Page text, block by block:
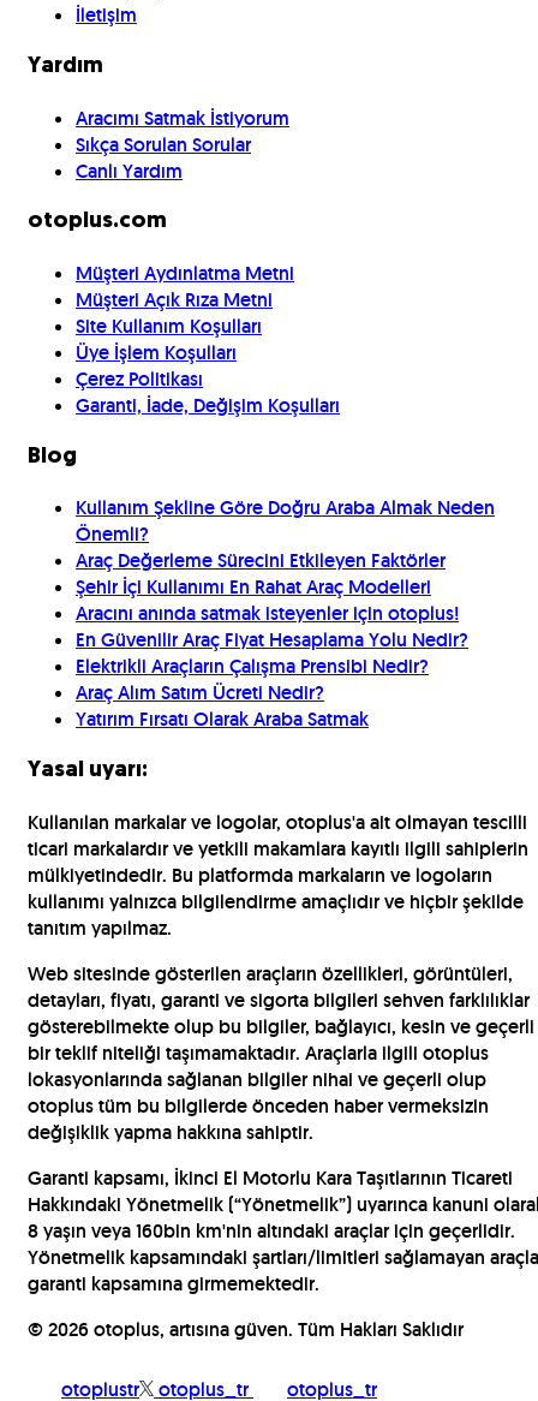
İletişim
Yardım
Aracımı Satmak İstiyorum
Sıkça Sorulan Sorular
Canlı Yardım
otoplus.com
Müşteri Aydınlatma Metni
Müşteri Açık Rıza Metni
Site Kullanım Koşulları
Üye İşlem Koşulları
Çerez Politikası
Garanti, İade, Değişim Koşulları
Blog
Kullanım Şekline Göre Doğru Araba Almak Neden
Önemli?
Araç Değerleme Sürecini Etkileyen Faktörler
Şehir İçi Kullanımı En Rahat Araç Modelleri
Aracını anında satmak isteyenler için otoplus!
En Güvenilir Araç Fiyat Hesaplama Yolu Nedir?
Elektrikli Araçların Çalışma Prensibi Nedir?
Araç Alım Satım Ücreti Nedir?
Yatırım Fırsatı Olarak Araba Satmak
Yasal uyarı:
Kullanılan markalar ve logolar, otoplus'a ait olmayan tescilli
ticari markalardır ve yetkili makamlara kayıtlı ilgili sahiplerin
mülkiyetindedir. Bu platformda markaların ve logoların
kullanımı yalnızca bilgilendirme amaçlıdır ve hiçbir şekilde
tanıtım yapılmaz.
Web sitesinde gösterilen araçların özellikleri, görüntüleri,
detayları, fiyatı, garanti ve sigorta bilgileri sehven farklılıklar
gösterebilmekte olup bu bilgiler, bağlayıcı, kesin ve geçerli
bir teklif niteliği taşımamaktadır. Araçlarla ilgili otoplus
lokasyonlarında sağlanan bilgiler nihai ve geçerli olup
otoplus tüm bu bilgilerde önceden haber vermeksizin
değişiklik yapma hakkına sahiptir.
Garanti kapsamı, İkinci El Motorlu Kara Taşıtlarının Ticareti
Hakkındaki Yönetmelik (“Yönetmelik”) uyarınca kanuni
8 yaşın veya 160bin km'nin altındaki araçlar için geçerlidir.
Yönetmelik kapsamındaki şartları/limitleri sağlamayan
garanti kapsamına girmemektedir.
© 2026 otoplus, artısına güven. Tüm Hakları Saklıdır
otoplustr otoplus_tr otoplus_tr